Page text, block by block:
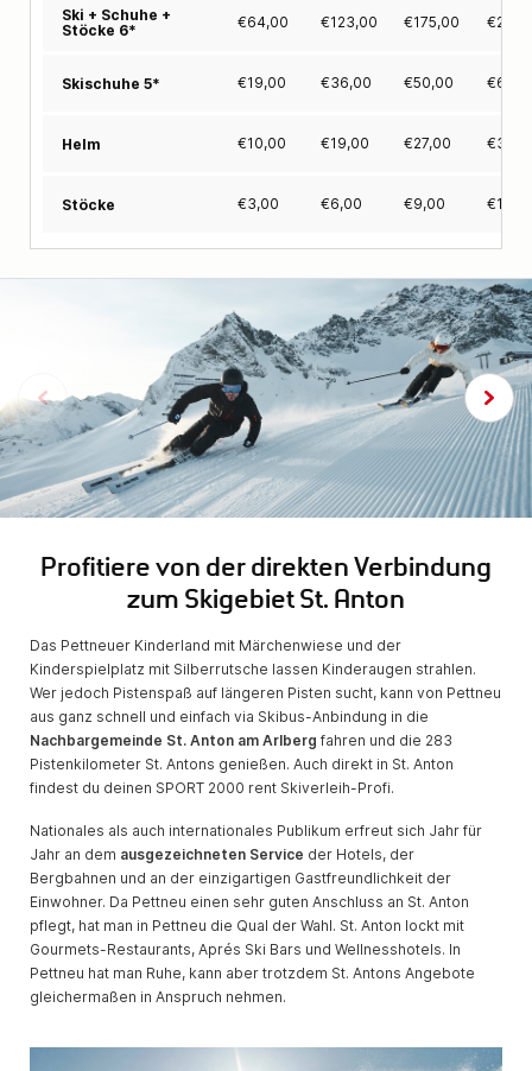
Ski + Schuhe +
Stöcke 6*
€64,00 €123,00 €175,00 €
Skischuhe 5* €19,00 €36,00 €50,00 €
Helm €10,00 €19,00 €27,00 €
Stöcke €3,00 €6,00 €9,00 €
Profitiere von der direkten Verbindung
zum Skigebiet St. Anton
Das Pettneuer Kinderland mit Märchenwiese und der
Kinderspielplatz mit Silberrutsche lassen Kinderaugen strahlen.
Wer jedoch Pistenspaß auf längeren Pisten sucht, kann von Pettneu
aus ganz schnell und einfach via Skibus-Anbindung in die
Nachbargemeinde St. Anton am Arlberg fahren und die 283
Pistenkilometer St. Antons genießen. Auch direkt in St. Anton
findest du deinen SPORT 2000 rent Skiverleih-Profi.
Nationales als auch internationales Publikum erfreut sich Jahr für
Jahr an dem ausgezeichneten Service der Hotels, der
Bergbahnen und an der einzigartigen Gastfreundlichkeit der
Einwohner. Da Pettneu einen sehr guten Anschluss an St. Anton
pflegt, hat man in Pettneu die Qual der Wahl. St. Anton lockt mit
Gourmets-Restaurants, Aprés Ski Bars und Wellnesshotels. In
Pettneu hat man Ruhe, kann aber trotzdem St. Antons Angebote
gleichermaßen in Anspruch nehmen.